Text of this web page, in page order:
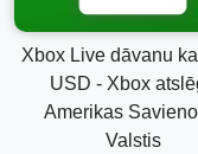
Xbox Game
(Xbox One/
Kāpēc
Xbox Game Pass
kuri vēlas izmēģināt
Xbox Live dāvanu
USD - Xbox
Amerikas
Valstis